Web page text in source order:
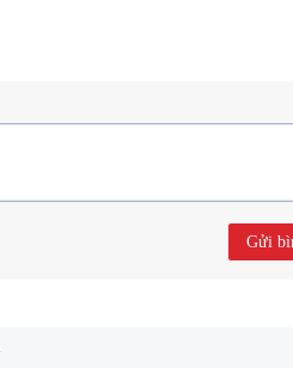
Gửi